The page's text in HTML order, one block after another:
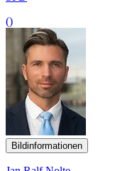
()
Bildinformationen